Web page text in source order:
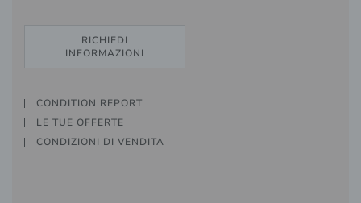
RICHIEDI
INFORMAZIONI
CONDITION REPORT
LE TUE OFFERTE
CONDIZIONI DI VENDITA